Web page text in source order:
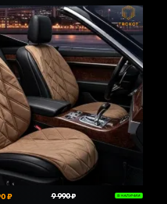
₽ 9 990 ₽ В НАЛИЧИИ